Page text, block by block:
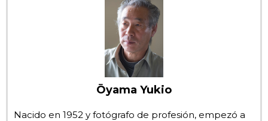
Fragmentos de Japón
Ōyama Yukio
Nacido en 1952 y fotógrafo de profesión, empezó a